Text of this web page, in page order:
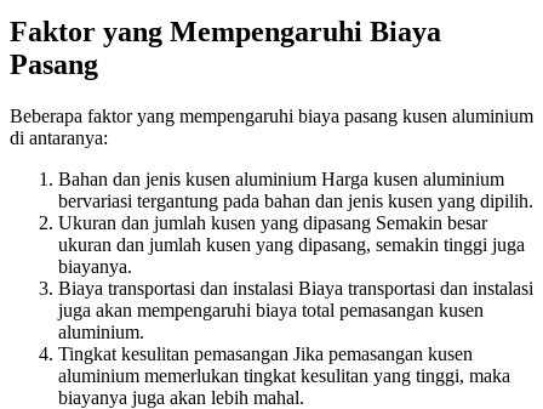
Faktor yang Mempengaruhi Biaya
Pasang
Beberapa faktor yang mempengaruhi biaya pasang kusen aluminium
di antaranya:
Bahan dan jenis kusen aluminium Harga kusen aluminium
bervariasi tergantung pada bahan dan jenis kusen yang dipilih.
Ukuran dan jumlah kusen yang dipasang Semakin besar
ukuran dan jumlah kusen yang dipasang, semakin tinggi juga
biayanya.
Biaya transportasi dan instalasi Biaya transportasi dan instalasi
juga akan mempengaruhi biaya total pemasangan kusen
aluminium.
Tingkat kesulitan pemasangan Jika pemasangan kusen
aluminium memerlukan tingkat kesulitan yang tinggi, maka
biayanya juga akan lebih mahal.